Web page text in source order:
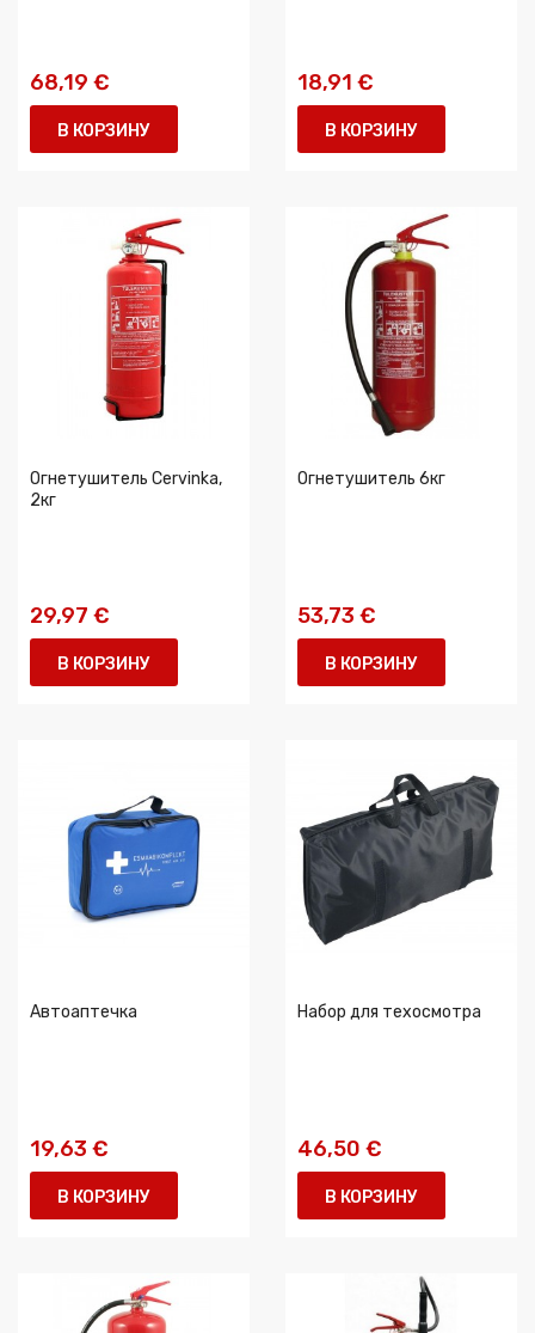
68,19 €
В КОРЗИНУ
18,91 €
В КОРЗИНУ
Огнетушитель Cervinka,
2кг
29,97 €
В КОРЗИНУ
Огнетушитель 6кг
53,73 €
В КОРЗИНУ
Автоаптечка
19,63 €
В КОРЗИНУ
Набор для техосмотра
46,50 €
В КОРЗИНУ